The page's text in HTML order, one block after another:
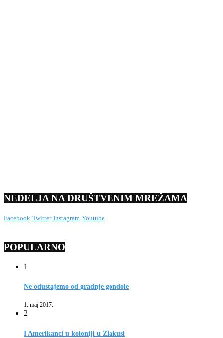
NEDELJA NA DRUŠTVENIM MREŽAMA
Facebook Twitter Instagram Youtube
POPULARNO
1
Ne odustajemo od gradnje gondole
1. maj 2017.
2
I Amerikanci u koloniji u Zlakusi